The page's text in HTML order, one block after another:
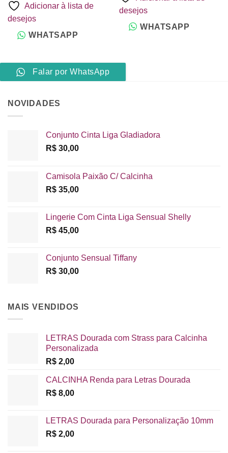
Adicionar à lista de
desejos
WHATSAPP
desejos
WHATSAPP
Falar por WhatsApp
NOVIDADES
Conjunto Cinta Liga Gladiadora
R$ 30,00
Camisola Paixão C/ Calcinha
R$ 35,00
Lingerie Com Cinta Liga Sensual Shelly
R$ 45,00
Conjunto Sensual Tiffany
R$ 30,00
MAIS VENDIDOS
LETRAS Dourada com Strass para Calcinha
Personalizada
R$ 2,00
CALCINHA Renda para Letras Dourada
R$ 8,00
LETRAS Dourada para Personalização 10mm
R$ 2,00